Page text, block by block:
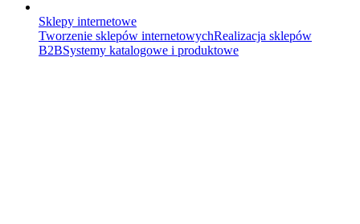
Sklepy internetowe
Tworzenie sklepów internetowychRealizacja sklepów
B2BSystemy katalogowe i produktowe